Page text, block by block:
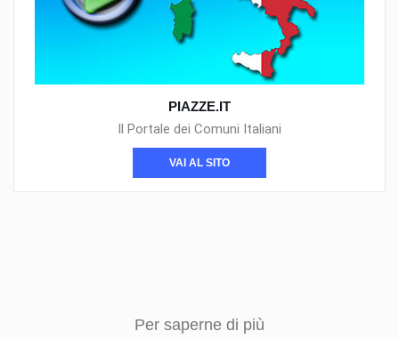
PIAZZE.IT
Il Portale dei Comuni Italiani
VAI AL SITO
Per saperne di più